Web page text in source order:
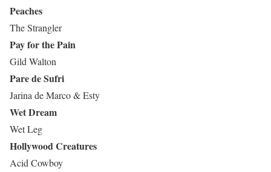
Peaches
The Strangler
Pay for the Pain
Gild Walton
Pare de Sufri
Jarina de Marco & Esty
Wet Dream
Wet Leg
Hollywood Creatures
Acid Cowboy